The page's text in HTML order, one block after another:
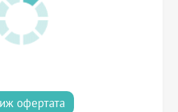
офертата